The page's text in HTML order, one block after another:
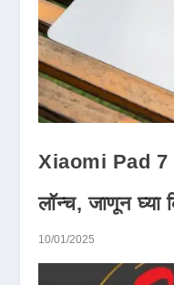
Xiaomi Pad 7
लॉन्च, जाणून
10/01/2025